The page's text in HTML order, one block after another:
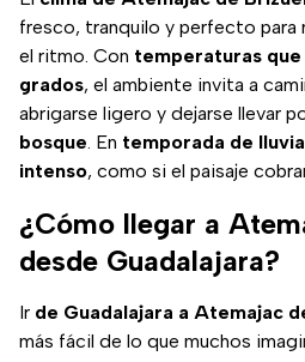
fresco, tranquilo y perfecto para
el ritmo. Con temperaturas que
grados, el ambiente invita a
abrigarse ligero y dejarse llevar
bosque. En temporada de
intenso, como si el paisaje
¿Cómo llegar a
desde Guadalajara?
Ir de Guadalajara a Atemajac
más fácil de lo que muchos